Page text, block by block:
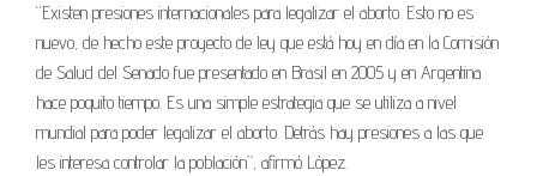
“Existen presiones internacionales para legalizar el aborto. Esto no es
nuevo, de hecho este proyecto de ley que está hoy en día en la Comisión
de Salud del Senado fue presentado en Brasil en 2005 y en Argentina
hace poquito tiempo. Es una simple estrategia que se utiliza a nivel
mundial para poder legalizar el aborto. Detrás hay presiones a las que
les interesa controlar la población”, afirmó López.